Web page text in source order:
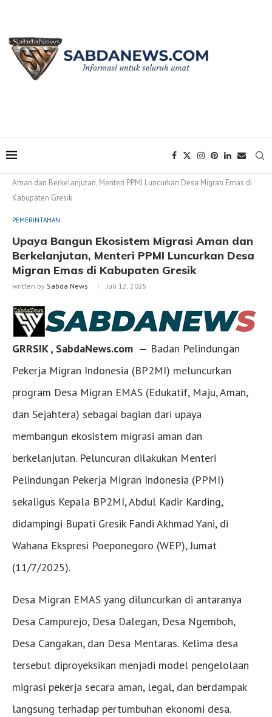
Aman dan Berkelanjutan, Menteri PPMI Luncurkan Desa Migran Emas di
Kabupaten Gresik
PEMERINTAHAN
Upaya Bangun Ekosistem Migrasi Aman dan
Berkelanjutan, Menteri PPMI Luncurkan Desa
Migran Emas di Kabupaten Gresik
written by Sabda News Juli 12, 2025
GRRSIK , SabdaNews.com — Badan Pelindungan
Pekerja Migran Indonesia (BP2MI) meluncurkan
program Desa Migran EMAS (Edukatif, Maju, Aman,
dan Sejahtera) sebagai bagian dari upaya
membangun ekosistem migrasi aman dan
berkelanjutan. Peluncuran dilakukan Menteri
Pelindungan Pekerja Migran Indonesia (PPMI)
sekaligus Kepala BP2MI, Abdul Kadir Karding,
didampingi Bupati Gresik Fandi Akhmad Yani, di
Wahana Ekspresi Poeponegoro (WEP), Jumat
(11/7/2025).
Desa Migran EMAS yang diluncurkan di antaranya
Desa Campurejo, Desa Dalegan, Desa Ngemboh,
Desa Cangakan, dan Desa Mentaras. Kelima desa
tersebut diproyeksikan menjadi model pengelolaan
migrasi pekerja secara aman, legal, dan berdampak
langsung terhadap pertumbuhan ekonomi desa.